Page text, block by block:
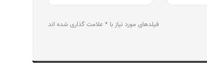
فیلدهای مورد نیاز با * علامت گذاری شده اند